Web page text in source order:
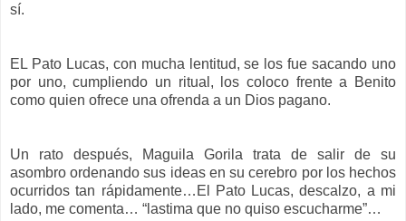
sí.
EL Pato Lucas, con mucha lentitud, se los fue sacando uno
por uno, cumpliendo un ritual, los coloco frente a Benito
como quien ofrece una ofrenda a un Dios pagano.
Un rato después, Maguila Gorila trata de salir de su
asombro ordenando sus ideas en su cerebro por los hechos
ocurridos tan rápidamente…El Pato Lucas, descalzo, a mi
lado, me comenta… “lastima que no quiso escucharme”…